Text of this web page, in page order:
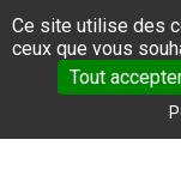
Panneau de gestion
Ce site utilise des
ceux que vous
Tout